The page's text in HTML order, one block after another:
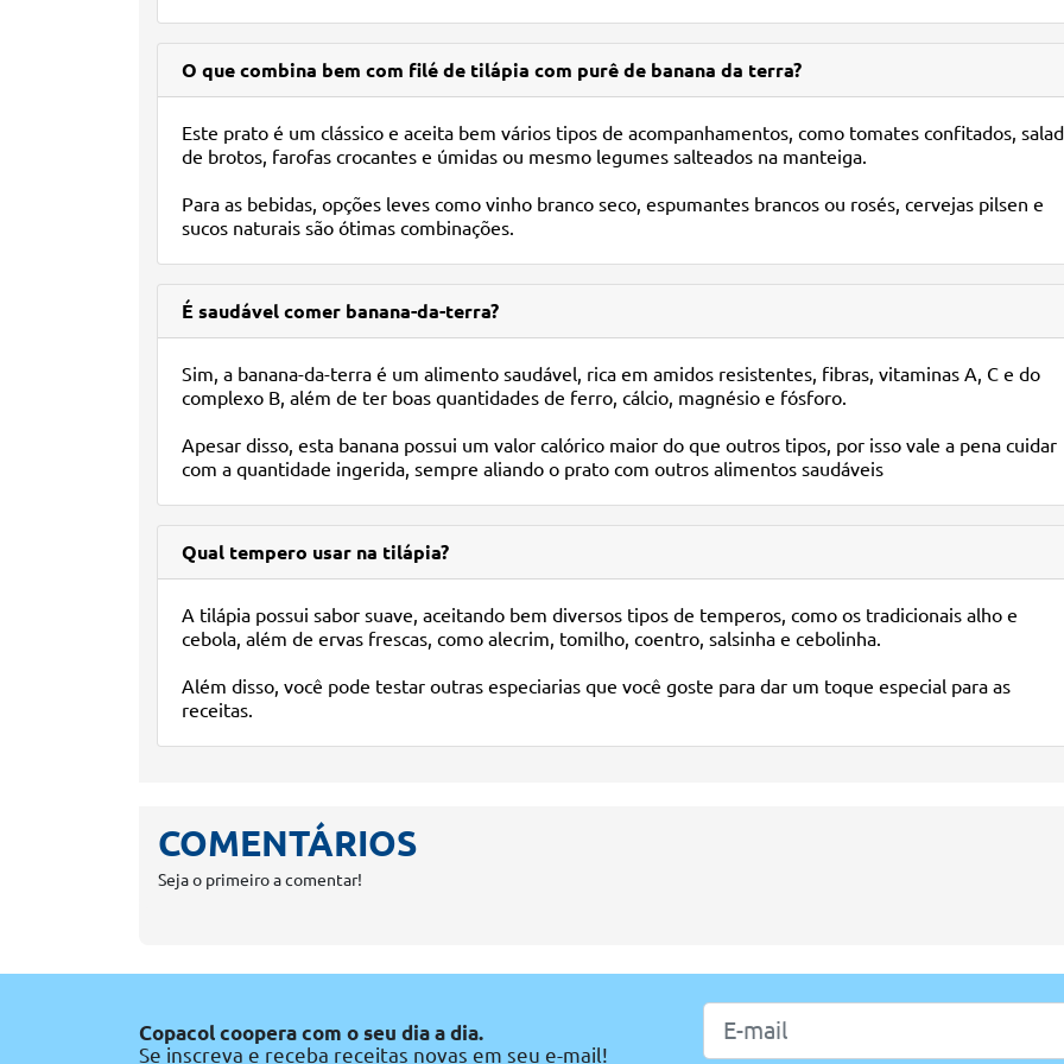
O que combina bem com filé de tilápia com purê de banana da terra?
Este prato é um clássico e aceita bem vários tipos de acompanhamentos, como tomates confitados,
de brotos, farofas crocantes e úmidas ou mesmo legumes salteados na manteiga.
Para as bebidas, opções leves como vinho branco seco, espumantes brancos ou rosés, cervejas pilsen e
sucos naturais são ótimas combinações.
É saudável comer banana-da-terra?
Sim, a banana-da-terra é um alimento saudável, rica em amidos resistentes, fibras, vitaminas A, C e do
complexo B, além de ter boas quantidades de ferro, cálcio, magnésio e fósforo.
Apesar disso, esta banana possui um valor calórico maior do que outros tipos, por isso vale a pena cuidar
com a quantidade ingerida, sempre aliando o prato com outros alimentos saudáveis
Qual tempero usar na tilápia?
A tilápia possui sabor suave, aceitando bem diversos tipos de temperos, como os tradicionais alho e
cebola, além de ervas frescas, como alecrim, tomilho, coentro, salsinha e cebolinha.
Além disso, você pode testar outras especiarias que você goste para dar um toque especial para as
receitas.
COMENTÁRIOS
Seja o primeiro a comentar!
Copacol coopera com o seu dia a dia.
Se inscreva e receba receitas novas em seu e-mail!